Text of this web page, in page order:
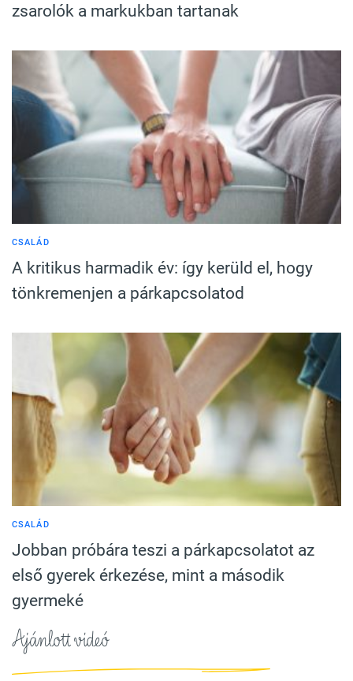
zsarolók a markukban tartanak
CSALÁD
A kritikus harmadik év: így kerüld el, hogy
tönkremenjen a párkapcsolatod
CSALÁD
Jobban próbára teszi a párkapcsolatot az
első gyerek érkezése, mint a második
gyermeké
Ajánlott videó